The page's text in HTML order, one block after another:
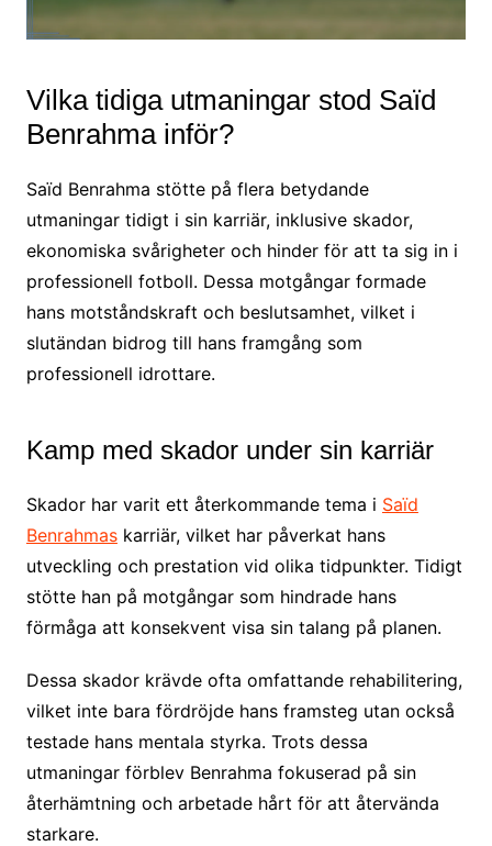
Vilka tidiga utmaningar stod Saïd
Benrahma inför?
Saïd Benrahma stötte på flera betydande
utmaningar tidigt i sin karriär, inklusive skador,
ekonomiska svårigheter och hinder för att ta sig in i
professionell fotboll. Dessa motgångar formade
hans motståndskraft och beslutsamhet, vilket i
slutändan bidrog till hans framgång som
professionell idrottare.
Kamp med skador under sin karriär
Skador har varit ett återkommande tema i Saïd
Benrahmaskarriär, vilket har påverkat hans
utveckling och prestation vid olika tidpunkter. Tidigt
stötte han på motgångar som hindrade hans
förmåga att konsekvent visa sin talang på planen.
Dessa skador krävde ofta omfattande rehabilitering,
vilket inte bara fördröjde hans framsteg utan också
testade hans mentala styrka. Trots dessa
utmaningar förblev Benrahma fokuserad på sin
återhämtning och arbetade hårt för att återvända
starkare.